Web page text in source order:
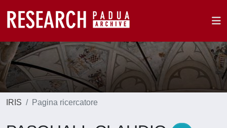
IRIS Pagina ricercatore